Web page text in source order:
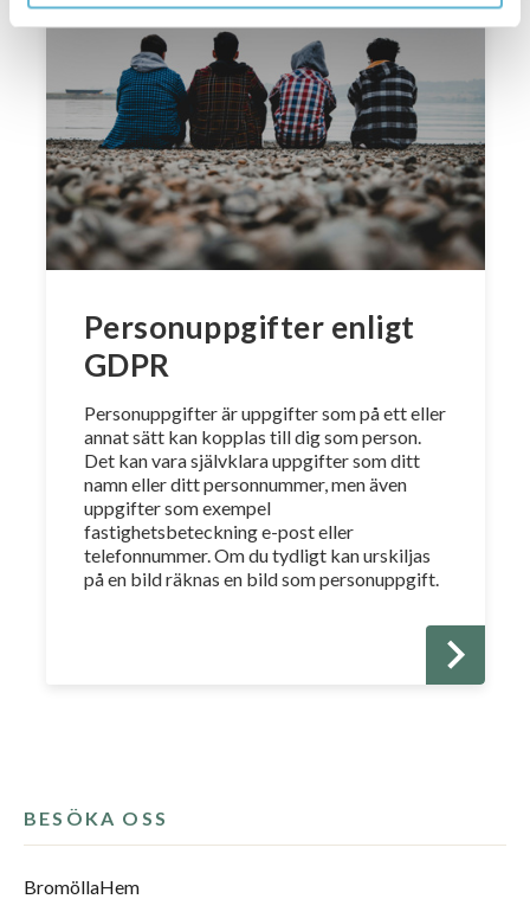
Personuppgifter enligt
GDPR
Personuppgifter är uppgifter som på ett eller
annat sätt kan kopplas till dig som person.
Det kan vara självklara uppgifter som ditt
namn eller ditt personnummer, men även
uppgifter som exempel
fastighetsbeteckning e-post eller
telefonnummer. Om du tydligt kan urskiljas
på en bild räknas en bild som personuppgift.
BESÖKA OSS
BromöllaHem